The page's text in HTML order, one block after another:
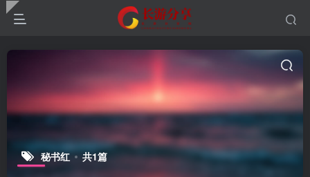
秘书红 共1篇